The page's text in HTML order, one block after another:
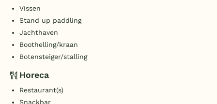
Vissen
Stand up paddling
Jachthaven
Boothelling/kraan
Botensteiger/stalling
Horeca
Restaurant(s)
Snackbar